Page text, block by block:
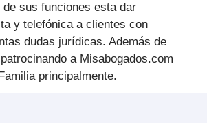
sus funciones esta dar
y telefónica a clientes con
dudas jurídicas. Además de
a Misabogados.com
principalmente.